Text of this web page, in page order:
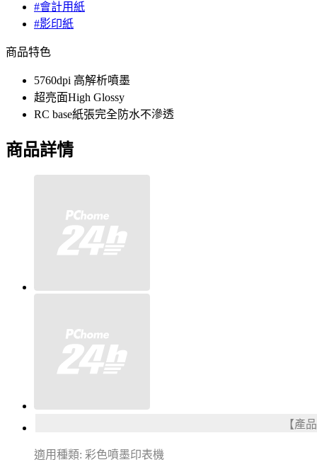
#會計用紙
#影印紙
商品特色
5760dpi 高解析噴墨
超亮面High Glossy
RC base紙張完全防水不滲透
商品詳情
【產
適用種類: 彩色噴墨印表機